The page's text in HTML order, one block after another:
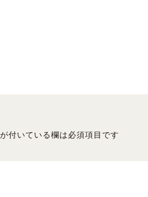
が付いている欄は必須項目です